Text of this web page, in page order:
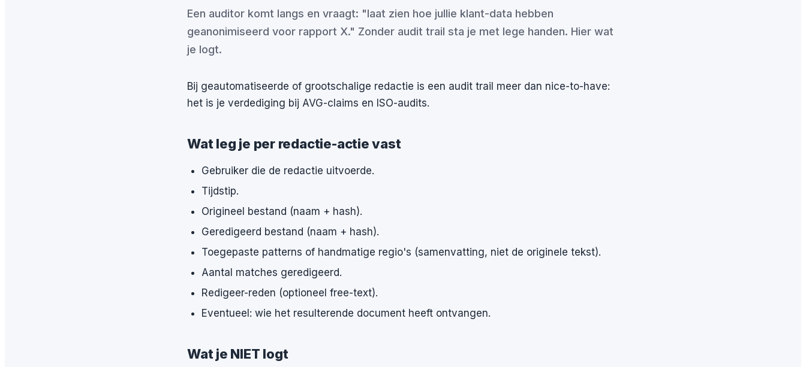
Een auditor komt langs en vraagt: "laat zien hoe jullie klant-data hebben
geanonimiseerd voor rapport X." Zonder audit trail sta je met lege handen. Hier wat
je logt.
Bij geautomatiseerde of grootschalige redactie is een audit trail meer dan nice-to-have:
het is je verdediging bij AVG-claims en ISO-audits.
Wat leg je per redactie-actie vast
Gebruiker die de redactie uitvoerde.
Tijdstip.
Origineel bestand (naam + hash).
Geredigeerd bestand (naam + hash).
Toegepaste patterns of handmatige regio's (samenvatting, niet de originele tekst).
Aantal matches geredigeerd.
Redigeer-reden (optioneel free-text).
Eventueel: wie het resulterende document heeft ontvangen.
Wat je NIET logt